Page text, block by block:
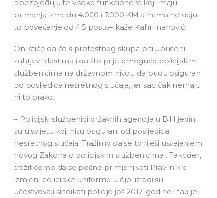
obezbjeđuju te visoke funkcionere koji imaju
primanja između 4.000 i 7.000 KM a nama ne daju
to povećanje od 4,5 posto– kaže Kahrimanović.
On ističe da će s protestnog skupa biti upućeni
zahtjevi vlastima i da što prije omoguće policijskim
službenicima na državnom nivou da budu osigurani
od posljedica nesretnog slučaja, jer sad čak nemaju
ni to pravo.
– Policijski službenici državnih agencija u BiH jedini
su u svijetu koji nisu osigurani od posljedica
nesretnog slučaja. Tražimo da se to riješi usvajanjem
novog Zakona o policijskim službenicima . Također,
tražit ćemo da se počne primjenjivati Pravilnik o
izmjeni policijske uniforme u čijoj izradi su
učestvovali sindikati policije još 2017. godine i tad je i